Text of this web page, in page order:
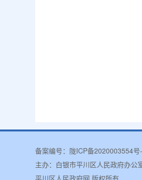
备案编号： 陇ICP备2020003554号
主办：白银市平川区人民政府办
平川区人民政府网 版权所有